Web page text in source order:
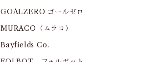
GOALZERO ゴールゼロ
MURACO（ムラコ）
Bayfields Co.